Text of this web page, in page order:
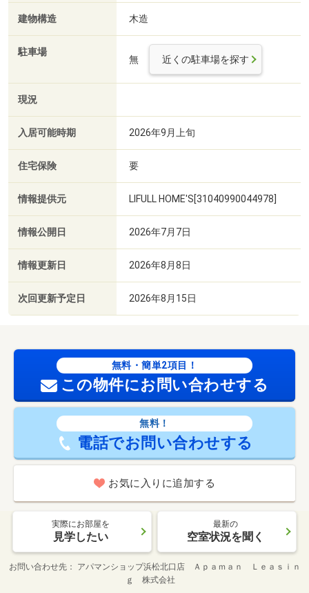
建物構造 木造
駐車場
無 近くの駐車場を探す
現況
入居可能時期 2026年9月上旬
住宅保険 要
情報提供元 LIFULL HOME'S[31040990044978]
情報公開日 2026年7月7日
情報更新日 2026年8月8日
次回更新予定日 2026年8月15日
無料・簡単2項目！
この物件にお問い合わせする
無料！
電話でお問い合わせする
お気に入りに追加する
実際にお部屋を
見学したい
最新の
空室状況を聞く
お問い合わせ先
アパマンショップ浜松北口店 Ａｐａｍａｎ Ｌｅａｓｉｎ
ｇ 株式会社